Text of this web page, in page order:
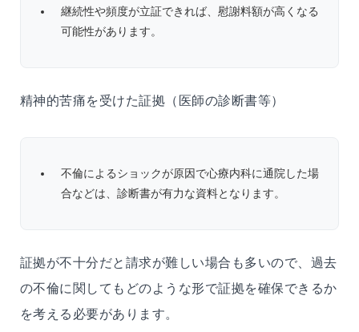
継続性や頻度が立証できれば、慰謝料額が高くなる
可能性があります。
精神的苦痛を受けた証拠（医師の診断書等）
不倫によるショックが原因で心療内科に通院した場
合などは、診断書が有力な資料となります。
証拠が不十分だと請求が難しい場合も多いので、過去
の不倫に関してもどのような形で証拠を確保できるか
を考える必要があります。